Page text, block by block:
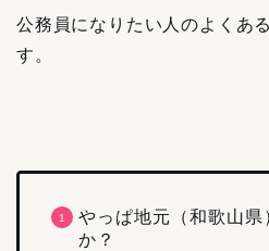
公務員になりたい人のよくあ
す。
やっぱ地元（和歌山県
か？